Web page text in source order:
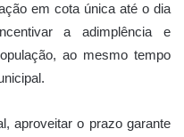
em cota única até o dia
a adimplência e
ao mesmo tempo
aproveitar o prazo garante